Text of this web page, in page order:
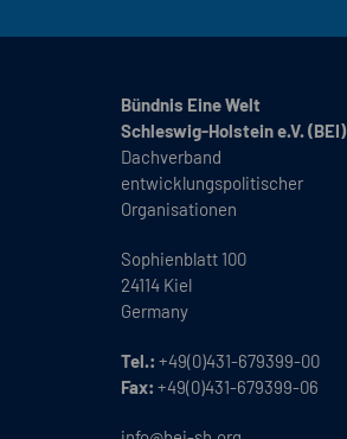
Bündnis Eine Welt
Schleswig-Holstein e.V. (BEI)
Dachverband
entwicklungspolitischer
Organisationen
Sophienblatt 100
24114 Kiel
Germany
Tel.: +49(0)431-679399-00
Fax: +49(0)431-679399-06